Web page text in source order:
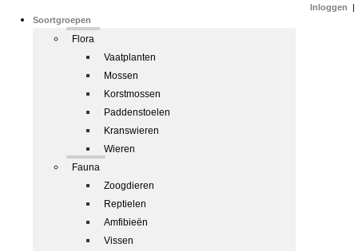
Soortgroepen
Flora
Vaatplanten
Mossen
Korstmossen
Paddenstoelen
Kranswieren
Wieren
Fauna
Zoogdieren
Reptielen
Amfibieën
Vissen
Inloggen |